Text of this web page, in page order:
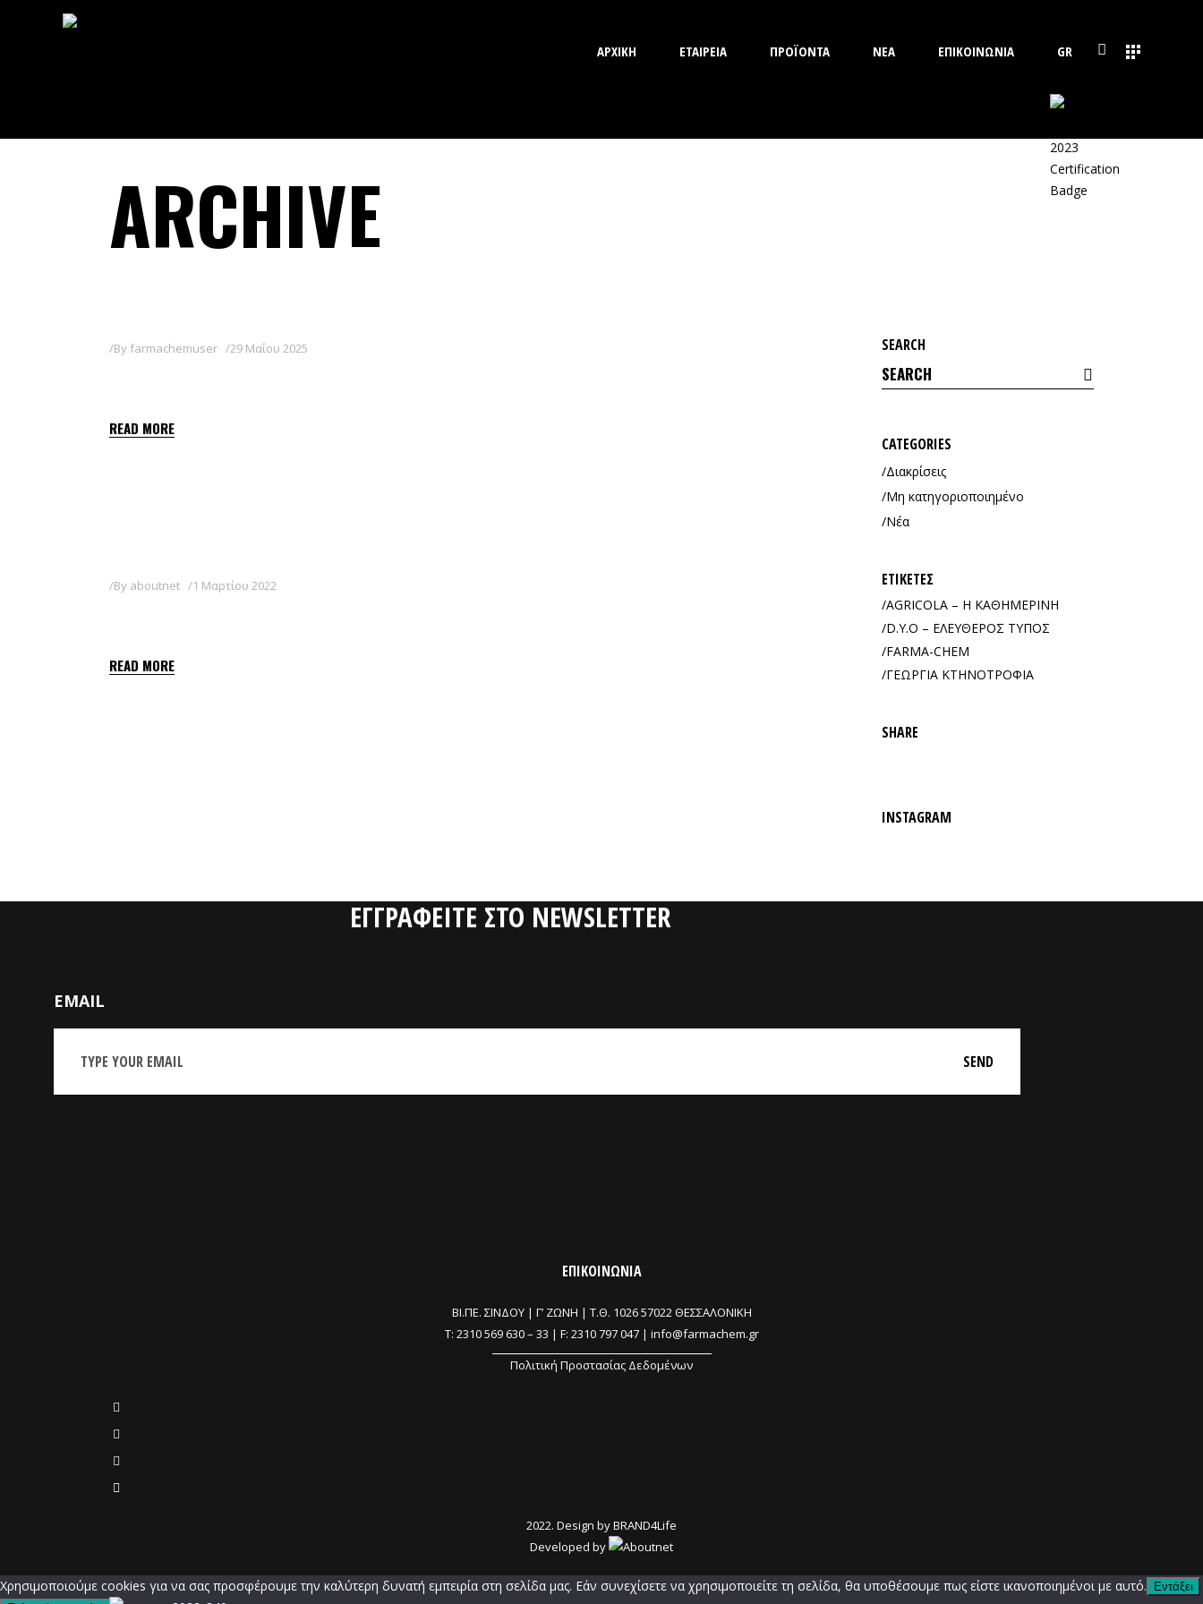
ΑΡΧΙΚΗ ΕΤΑΙΡΕΙΑ ΠΡΟΪΟΝΤΑ ΝΕΑ ΕΠΙΚΟΙΝΩΝΙΑ GR
ARCHIVE
By farmachemuser 29 Μαΐου 2025
READ MORE
By aboutnet 1 Μαρτίου 2022
READ MORE
SEARCH
Search
for:
CATEGORIES
Διακρίσεις
Μη κατηγοριοποιημένο
Νέα
ΕΤΙΚΈΤΕΣ
AGRICOLA – Η ΚΑΘΗΜΕΡΙΝΗ
D.Y.O – ΕΛΕΥΘΕΡΟΣ ΤΥΠΟΣ
FARMA-CHEM
ΓΕΩΡΓΙΑ ΚΤΗΝΟΤΡΟΦΙΑ
SHARE
INSTAGRAM
ΕΓΓΡΑΦΕΙΤΕ ΣΤΟ NEWSLETTER
EMAIL
ΕΠΙΚΟΙΝΩΝΙΑ
ΒΙ.ΠΕ. ΣΙΝΔΟΥ | Γ’ ΖΩΝΗ | Τ.Θ. 1026 57022 ΘΕΣΣΑΛΟΝΙΚΗ
T: 2310 569 630– 33 | F: 2310 797 047 | info@farmachem.gr
Πολιτική Προστασίας Δεδομένων
2022. Design byBRAND4Life
Developed by
Χρησιμοποιούμε cookies για να σας προσφέρουμε την καλύτερη δυνατή εμπειρία στη σελίδα μας. Εάν συνεχίσετε να χρησιμοποιείτε τη σελίδα, θα υποθέσουμε πως είστε ικανοποιημένοι με αυτό.
Εντάξει